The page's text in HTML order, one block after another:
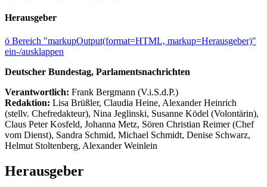
Herausgeber
ö Bereich "markupOutput(format=HTML, markup=Herausgeber)"
ein-/ausklappen
Deutscher Bundestag, Parlamentsnachrichten
Verantwortlich: Frank Bergmann (V.i.S.d.P.)
Redaktion: Lisa Brüßler, Claudia Heine, Alexander Heinrich
(stellv. Chefredakteur), Nina Jeglinski, Susanne Ködel (Volontärin),
Claus Peter Kosfeld, Johanna Metz, Sören Christian Reimer (Chef
vom Dienst), Sandra Schmid, Michael Schmidt, Denise Schwarz,
Helmut Stoltenberg, Alexander Weinlein
Herausgeber